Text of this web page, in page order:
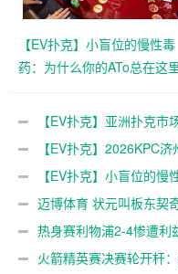
【EV扑克】小盲位的慢性毒
药：为什么你的ATo总在这
【EV扑克】亚洲扑克
起
【EV扑克】2026KPC
人次参赛52人晋级，张达森
持续开启助你摘冠！
【EV扑克】小盲位的
钱？迈博体育 状元叫板东契
不是真的那么慢
热身赛利物浦2-4惨遭利
助力你的致富之路！
火箭精英赛决赛轮开杆